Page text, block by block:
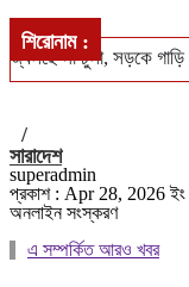
শিরোনাম :
জ্বলছে না চুলা, সড়কে গাড়ি
সিএমপি’র নিজস্ব জনবলে
ঢাকা-পাবনা ও ঢাকা-খুলনা
হবে বন্ধ লোকাল-মেইল
বঙ্গোপসাগরে ধরা পড়লো ২৯
/
সারাদেশ
superadmin
প্রকাশ : Apr 28, 2026 ইং
অনলাইন সংস্করণ
এ সম্পর্কিত আরও খবর